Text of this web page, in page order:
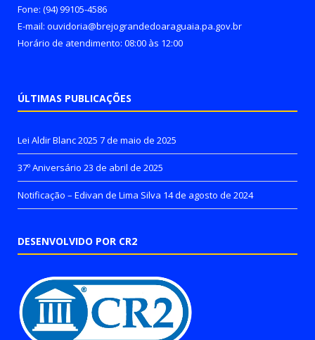
Fone: (94) 99105-4586
E-mail: ouvidoria@brejograndedoaraguaia.pa.gov.br
Horário de atendimento: 08:00 às 12:00
ÚLTIMAS PUBLICAÇÕES
Lei Aldir Blanc 2025 7 de maio de 2025
37º Aniversário 23 de abril de 2025
Notificação – Edivan de Lima Silva 14 de agosto de 2024
DESENVOLVIDO POR CR2